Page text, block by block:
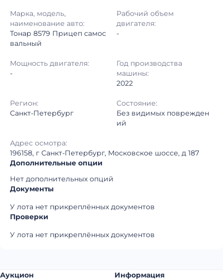
Шаг торгов: 50 000 ₽
Кол-во ставок:
Регион: Санкт-Петербург
Марка, модель,
наименование авто:
Тонар 8579 Прицеп самос
вальный
Рабочий объем
двигателя:
-
Мощность двигателя:
-
Год производства
машины:
2022
Регион:
Санкт-Петербург
Состояние:
Без видимых поврежден
ий
Адрес осмотра:
196158, г Санкт-Петербург, Московское шоссе, д 187
Дополнительные опции
Нет дополнительных опций
Документы
У лота нет прикреплённых документов
Проверки
У лота нет прикреплённых документов
Аукцион Информация